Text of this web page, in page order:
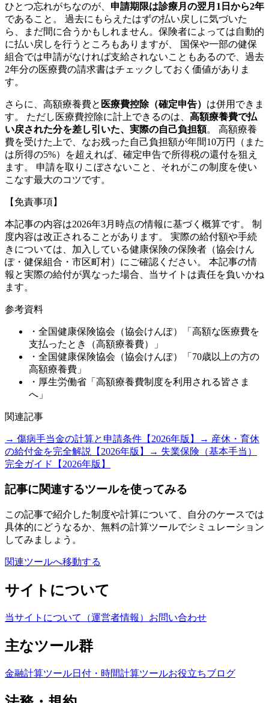
ひとつ忘れがちなのが、 申請期限は診療月の翌月1日から2年
であること。 過去にもらえたはずの払い戻しに気づいた
ら、まだ間に合うかもしれません。保険者によっては自動的
に払い戻しを行うところもありますが、 国保や一部の健保
組合では申請がなければ支給されないこともあるので、過去
2年分の医療費の請求書はチェックしておく価値がありま
す。
さらに、高額療養費と 医療費控除（確定申告） は併用できま
す。 ただし医療費控除に計上できるのは、 高額療養費で払
い戻された分を差し引いた、実際の自己負担額。 高額療養
費を受けた上で、なお残った自己負担額が年間10万円（また
は所得の5%）を超えれば、確定申告で所得税の還付を狙え
ます。 申請を取りこぼさないこと、それがこの制度を使い
こなす最大のコツです。
【免責事項】
本記事の内容は2026年3月時点の情報に基づく概算です。 制
度内容は改正されることがあります。 実際の給付額や手続
きについては、加入している健康保険の保険者（協会けん
ぽ・健保組合・市区町村）にご確認ください。 本記事の情
報と実際の給付が異なった場合、当サイトは責任を負いかね
ます。
参考資料
・全国健康保険協会（協会けんぽ）「高額な医療費を
支払ったとき（高額療養費）」
・全国健康保険協会（協会けんぽ）「70歳以上の方の
高額療養費」
・厚生労働省「高額療養費制度を利用される皆さま
へ」
関連記事
→ 傷病手当金の計算と申請条件【2026年版】
→ 産休・育休
の給付金を完全解説【2026年版】
→ 失業保険（基本手当）
完全ガイド【2026年版】
記事に関連するツールを使ってみる
この記事で紹介した制度や計算について、自分のケースでは
具体的にどうなるか、無料の計算ツールでシミュレーション
してみましょう。
関連ツールへ移動する
サイトについて
当サイトについて（運営者情報） お問い合わせ
主なツール群
金融計算ツール日付・時間計算ツールお役立ちブログ